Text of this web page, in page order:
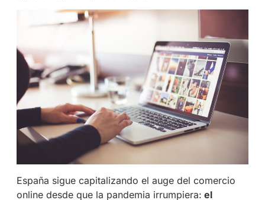
España sigue capitalizando el auge del comercio
online desde que la pandemia irrumpiera: el